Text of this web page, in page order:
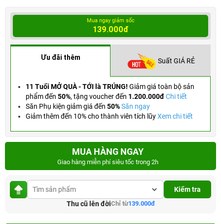
Mua ngay giảm sốc
139.000đ
Ưu đãi thêm Suất GIÁ RẺ
11 Tuổi MỞ QUÀ - TỚI là TRÚNG! Giảm giá toàn bộ sản
phẩm đến 50%, tặng voucher đến 1.200.000đChi tiết
Săn Phụ kiện giảm giá đến 50%Săn ngay
Giảm thêm đến 10% cho thành viên tích lũyXem chi tiết
MUA HÀNG NGAY
Giao hàng miễn phí siêu tốc trong 2h
Kiểm tra
Thu cũ lên đờiChỉ từ139.000đ